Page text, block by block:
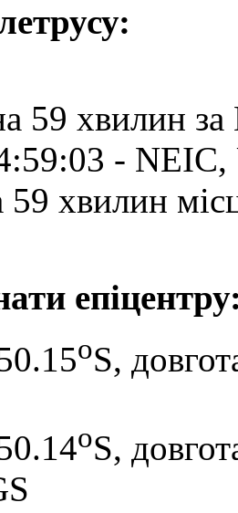
59 хвилин за
- NEIC,
хвилин
oS,
oS,